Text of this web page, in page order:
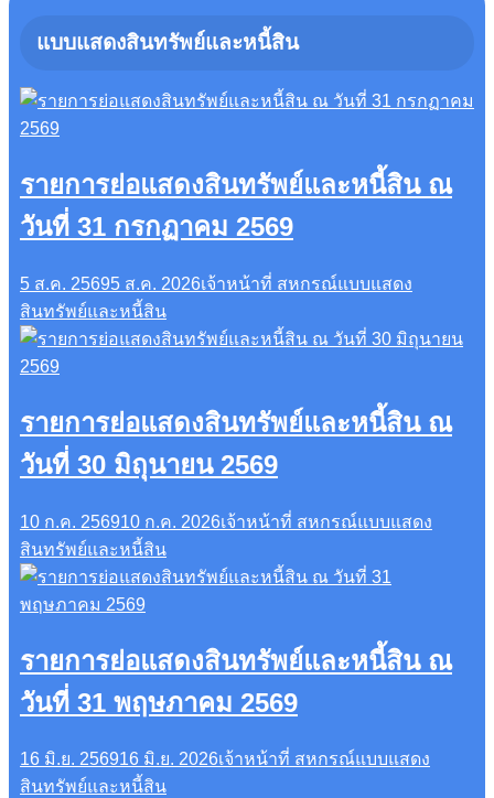
แบบแสดงสินทรัพย์และหนี้สิน
รายการย่อแสดงสินทรัพย์และหนี้สิน ณ
วันที่ 31 กรกฏาคม 2569
5 ส.ค. 25695 ส.ค. 2026เจ้าหน้าที่ สหกรณ์แบบแสดง
สินทรัพย์และหนี้สิน
รายการย่อแสดงสินทรัพย์และหนี้สิน ณ
วันที่ 30 มิถุนายน 2569
10 ก.ค. 256910 ก.ค. 2026เจ้าหน้าที่ สหกรณ์แบบแสดง
สินทรัพย์และหนี้สิน
รายการย่อแสดงสินทรัพย์และหนี้สิน ณ
วันที่ 31 พฤษภาคม 2569
16 มิ.ย. 256916 มิ.ย. 2026เจ้าหน้าที่ สหกรณ์แบบแสดง
สินทรัพย์และหนี้สิน